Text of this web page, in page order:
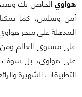
هواوي الخاص بك
آمن وسلس، كما
المذهلة على متجر
على مستوى العالم
على هواوي، بل سوف
التطبيقات الشهيرة